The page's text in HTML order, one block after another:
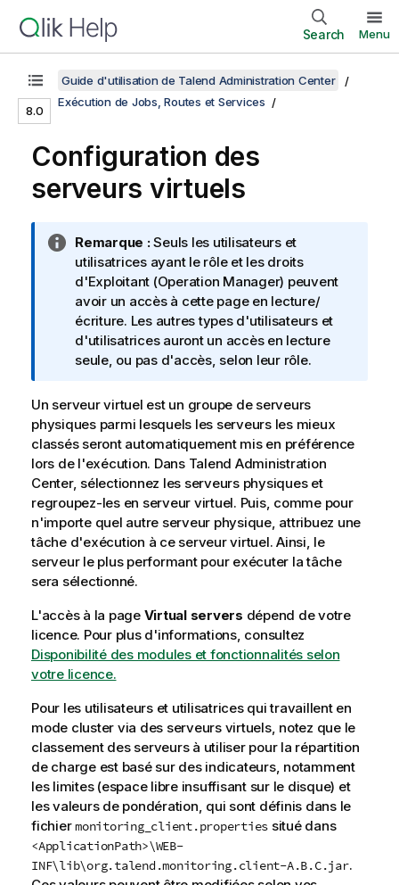
Search Menu
8.0
Guide d'utilisation de Talend Administration Center
Exécution de Jobs, Routes et Services
Configuration des
serveurs virtuels
N
o
t
e
I
n
f
r
m
a
t
o
n
s
Remarque :Seuls les utilisateurs et
utilisatrices ayant le rôle et les droits
d'Exploitant (Operation Manager) peuvent
avoir un accès à cette page en lecture/
écriture. Les autres types d'utilisateurs et
d'utilisatrices auront un accès en lecture
seule, ou pas d'accès, selon leur rôle.
Un serveur virtuel est un groupe de serveurs
physiques parmi lesquels les serveurs les mieux
classés seront automatiquement mis en préférence
lors de l'exécution. Dans Talend Administration
Center, sélectionnez les serveurs physiques et
regroupez-les en serveur virtuel. Puis, comme pour
n'importe quel autre serveur physique, attribuez une
tâche d'exécution à ce serveur virtuel. Ainsi, le
serveur le plus performant pour exécuter la tâche
sera sélectionné.
L'accès à la page Virtual servers dépend de votre
licence. Pour plus d'informations, consultez
Disponibilité des modules et fonctionnalités selon
votre licence.
Pour les utilisateurs et utilisatrices qui travaillent en
mode cluster via des serveurs virtuels, notez que le
classement des serveurs à utiliser pour la répartition
de charge est basé sur des indicateurs, notamment
les limites (espace libre insuffisant sur le disque) et
les valeurs de pondération, qui sont définis dans le
fichiermonitoring_client.properties situé dans
<ApplicationPath>\WEB-
INF\lib\org.talend.monitoring.client-A.B.C.jar.